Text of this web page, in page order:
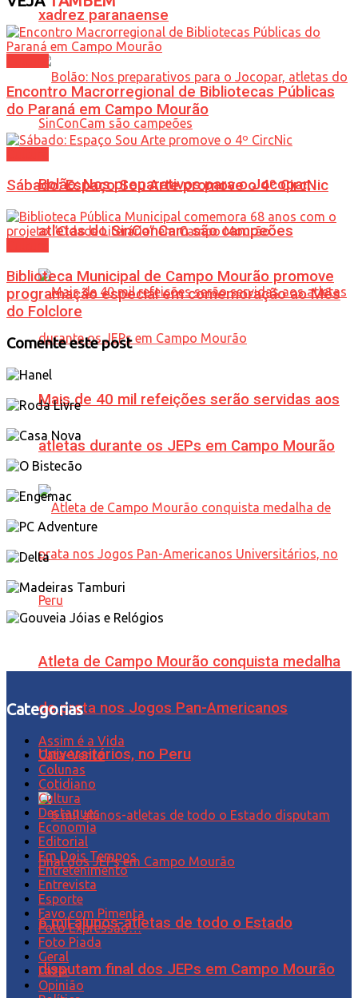
xadrez paranaense
Bolão: Nos preparativos para o Jocopar,
atletas do SinConCam são campeões
Mais de 40 mil refeições serão servidas aos
atletas durante os JEPs em Campo Mourão
Atleta de Campo Mourão conquista medalha
de prata nos Jogos Pan-Americanos
Universitários, no Peru
6 mil alunos-atletas de todo o Estado
disputam final dos JEPs em Campo Mourão
Encontro Macrorregional de Bibliotecas Públicas
do Paraná em Campo Mourão
Sábado: Espaço Sou Arte promove o 4º CircNic
Biblioteca Municipal de Campo Mourão promove
programação especial em comemoração ao Mês
do Folclore
Comente este post
Categorias
Assim é a Vida
Cata-Vento
Colunas
Cotidiano
Cultura
Destaques
Economia
Editorial
Em Dois Tempos
Entretenimento
Entrevista
Esporte
Favo com Pimenta
Foto Expressão…
Foto Piada
Geral
Lazer
Opinião